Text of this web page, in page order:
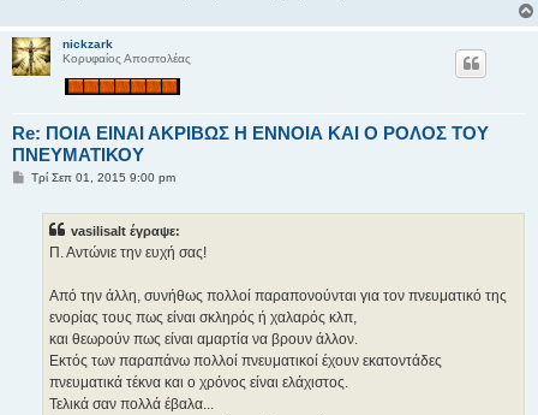
nickzark
Κορυφαίος Αποστολέας
Re: ΠΟΙΑ ΕΙΝΑΙ ΑΚΡΙΒΩΣ Η ΕΝΝΟΙΑ ΚΑΙ Ο ΡΟΛΟΣ ΤΟΥ
ΠΝΕΥΜΑΤΙΚΟΥ
ΔΤρί Σεπ 01, 2015 9:00 pm
vasilisalt έγραψε:
Π. Αντώνιε την ευχή σας!
Από την άλλη, συνήθως πολλοί παραπονούνται για τον πνευματικό της
ενορίας τους πως είναι σκληρός ή χαλαρός κλπ,
και θεωρούν πως είναι αμαρτία να βρουν άλλον.
Εκτός των παραπάνω πολλοί πνευματικοί έχουν εκατοντάδες
πνευματικά τέκνα και ο χρόνος είναι ελάχιστος.
Τελικά σαν πολλά έβαλα...